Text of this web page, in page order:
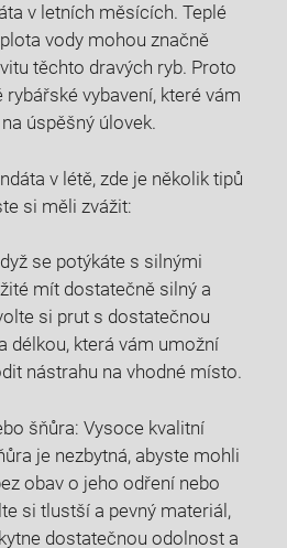
v letních‌ měsících.‌ Teplé
vody mohou ⁤značně
těchto dravých ryb. ‍Proto
vybavení, které vám
úspěšný úlovek.
v ⁣létě,​ zde je několik ⁣tipů
si měli ⁤zvážit:
se potýkáte⁤ s silnými
mít⁢ dostatečně silný a
si prut ⁢s ‍dostatečnou
délkou, která vám umožní
nástrahu na vhodné⁢ místo.
šňůra: Vysoce‍ kvalitní⁢
je nezbytná, abyste⁣ mohli
obav⁢ o jeho⁤ odření nebo⁣
​si tlustší a ‌pevný materiál,
dostatečnou odolnost ‍a